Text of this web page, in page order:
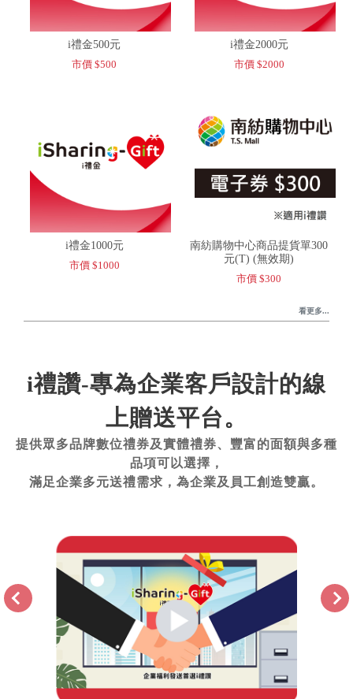
i禮金500元
市價 $500
i禮金2000元
市價 $2000
i禮金1000元
市價 $1000
南紡購物中心商品提貨單300
元(T) (無效期)
市價 $300
看更多...
i禮讚-專為企業客戶設計的線
上贈送平台。
提供眾多品牌數位禮券及實體禮券、豐富的面額與多種
品項可以選擇，
滿足企業多元送禮需求，為企業及員工創造雙贏。